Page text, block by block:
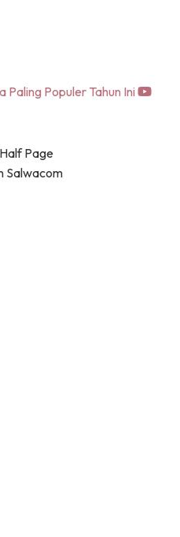
Paling Populer Tahun Ini
Page
Salwacom